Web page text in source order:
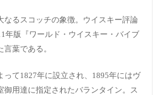
なるスコッチの象徴。ウイスキー評論
年版『ワールド・ウイスキー・バイブ
葉である。
って1827年に設立され、1895年にはヴ
御用達に指定されたバランタイン。ス